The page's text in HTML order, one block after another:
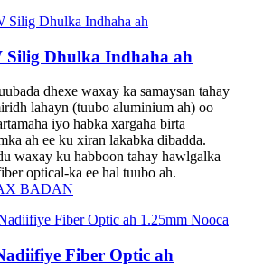
Silig Dhulka Indhaha ah
dhexe waxay ka samaysan tahay
lahayn (tuubo aluminium ah) oo
iyo habka xargaha birta
ah ee ku xiran lakabka dibadda.
waxay ku habboon tahay hawlgalka
optical-ka ee hal tuubo ah.
BADAN
Fiber Optic ah